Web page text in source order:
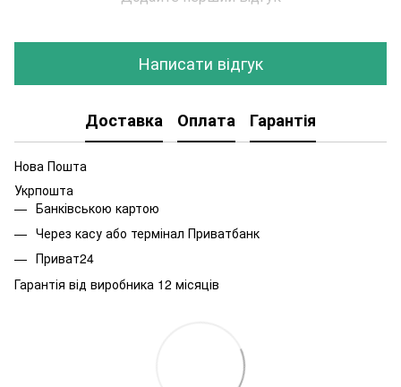
Написати відгук
Доставка Оплата Гарантія
Нова Пошта
Укрпошта
Банківською картою
Через касу або термінал Приватбанк
Приват24
Гарантія від виробника 12 місяців